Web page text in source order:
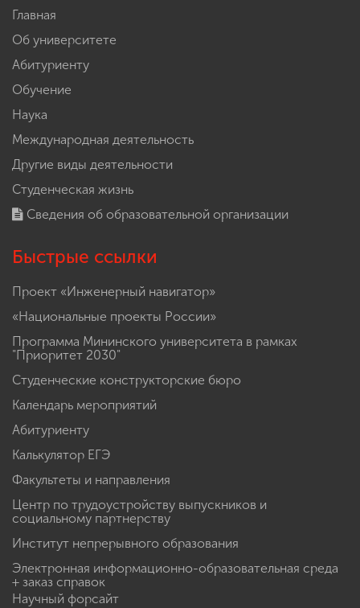
Главная
Об университете
Абитуриенту
Обучение
Наука
Международная деятельность
Другие виды деятельности
Студенческая жизнь
Сведения об образовательной организации
Быстрые ссылки
Проект «Инженерный навигатор»
«Национальные проекты России»
Программа Мининского университета в рамках
"Приоритет 2030"
Студенческие конструкторские бюро
Календарь мероприятий
Абитуриенту
Калькулятор ЕГЭ
Факультеты и направления
Центр по трудоустройству выпускников и
социальному партнерству
Институт непрерывного образования
Электронная информационно-образовательная среда
+ заказ справок
Научный форсайт